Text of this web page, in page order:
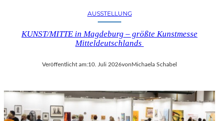
AUSSTELLUNG
KUNST/MITTE in Magdeburg – größte Kunstmesse
Mitteldeutschlands
Veröffentlicht am:10. Juli 2026vonMichaela Schabel